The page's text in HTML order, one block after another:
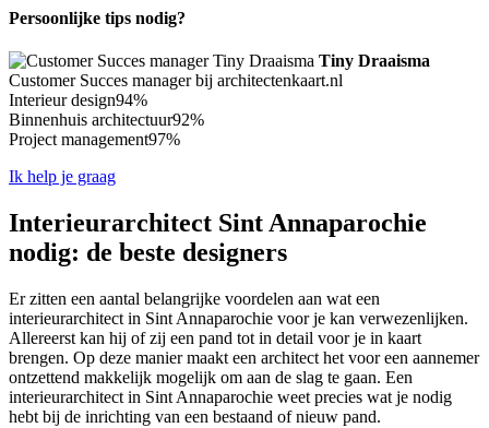
Persoonlijke tips nodig?
Tiny Draaisma
Customer Succes manager bij architectenkaart.nl
Interieur design94%
Binnenhuis architectuur92%
Project management97%
Ik help je graag
Interieurarchitect Sint Annaparochie
nodig: de beste designers
Er zitten een aantal belangrijke voordelen aan wat een
interieurarchitect in Sint Annaparochie voor je kan verwezenlijken.
Allereerst kan hij of zij een pand tot in detail voor je in kaart
brengen. Op deze manier maakt een architect het voor een aannemer
ontzettend makkelijk mogelijk om aan de slag te gaan. Een
interieurarchitect in Sint Annaparochie weet precies wat je nodig
hebt bij de inrichting van een bestaand of nieuw pand.